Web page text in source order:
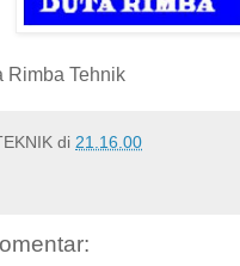
Rimba Tehnik
di 21.16.00